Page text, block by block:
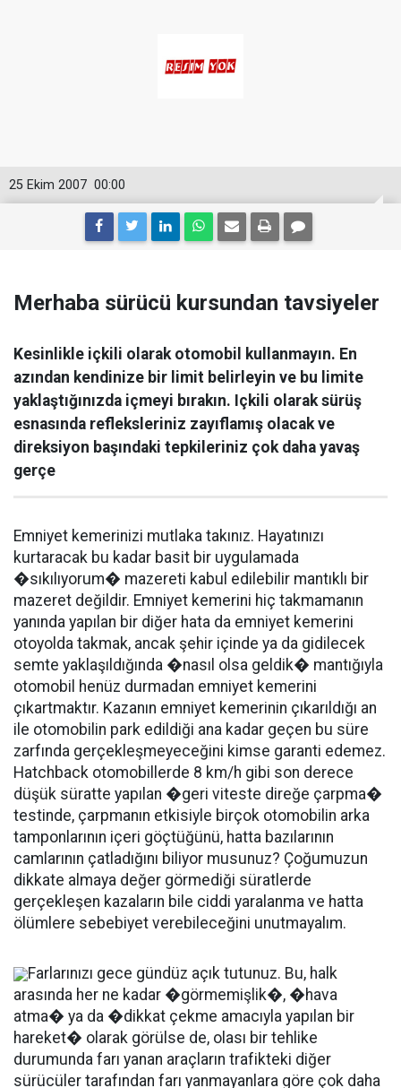
00:00
25 Ekim 2007
Merhaba sürücü kursundan tavsiyeler
Kesinlikle içkili olarak otomobil kullanmayın. En
azından kendinize bir limit belirleyin ve bu limite
yaklaştığınızda içmeyi bırakın. Içkili olarak sürüş
esnasında refleksleriniz zayıflamış olacak ve
direksiyon başındaki tepkileriniz çok daha yavaş
gerçe
Emniyet kemerinizi mutlaka takınız. Hayatınızı
kurtaracak bu kadar basit bir uygulamada
�sıkılıyorum� mazereti kabul edilebilir mantıklı bir
mazeret değildir. Emniyet kemerini hiç takmamanın
yanında yapılan bir diğer hata da emniyet kemerini
otoyolda takmak, ancak şehir içinde ya da gidilecek
semte yaklaşıldığında �nasıl olsa geldik� mantığıyla
otomobil henüz durmadan emniyet kemerini
çıkartmaktır. Kazanın emniyet kemerinin çıkarıldığı an
ile otomobilin park edildiği ana kadar geçen bu süre
zarfında gerçekleşmeyeceğini kimse garanti edemez.
Hatchback otomobillerde 8 km/h gibi son derece
düşük süratte yapılan �geri viteste direğe çarpma�
testinde, çarpmanın etkisiyle birçok otomobilin arka
tamponlarının içeri göçtüğünü, hatta bazılarının
camlarının çatladığını biliyor musunuz? Çoğumuzun
dikkate almaya değer görmediği süratlerde
gerçekleşen kazaların bile ciddi yaralanma ve hatta
ölümlere sebebiyet verebileceğini unutmayalım.
Farlarınızı gece gündüz açık tutunuz. Bu, halk
arasında her ne kadar �görmemişlik�, �hava
atma� ya da �dikkat çekme amacıyla yapılan bir
hareket� olarak görülse de, olası bir tehlike
durumunda farı yanan araçların trafikteki diğer
sürücüler tarafından farı yanmayanlara göre çok daha